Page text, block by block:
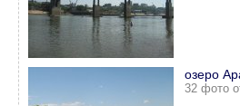
озеро
32 фото